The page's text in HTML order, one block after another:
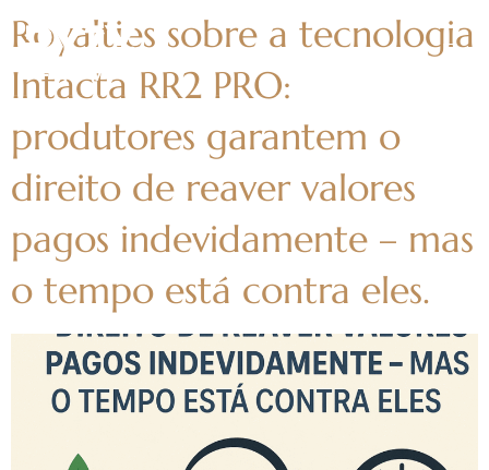
Royalties sobre a tecnologia
Intacta RR2 PRO:
produtores garantem o
direito de reaver valores
pagos indevidamente – mas
o tempo está contra eles.